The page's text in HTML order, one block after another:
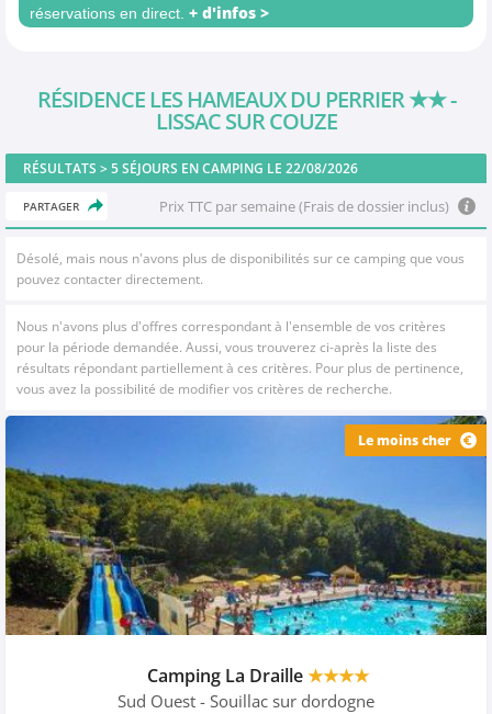
réservations en direct. + d'infos >
RÉSIDENCE LES HAMEAUX DU PERRIER★★-
LISSAC SUR COUZE
RÉSULTATS >5SÉJOURS EN CAMPING LE 22/08/2026
PARTAGER Prix TTC par semaine (Frais de dossier inclus)
Désolé, mais nous n'avons plus de disponibilités sur ce camping que vous
pouvez contacter directement.
Nous n'avons plus d'offres correspondant à l'ensemble de vos critères
pour la période demandée. Aussi, vous trouverez ci-après la liste des
résultats répondant partiellement à ces critères. Pour plus de pertinence,
vous avez la possibilité de modifier vos critères de recherche.
Le moins cher
Camping La Draille★★★★
Sud Ouest - Souillac sur dordogne